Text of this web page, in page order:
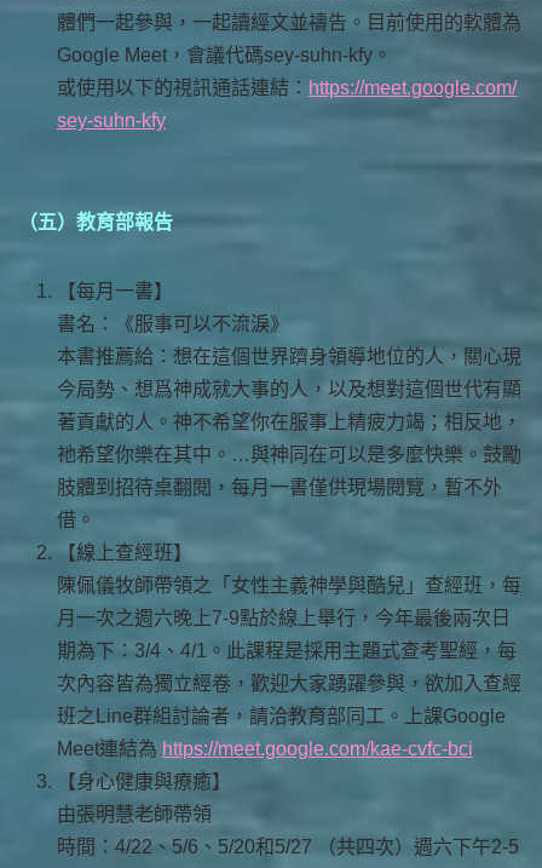
體們一起參與，一起讀經文並禱告。目前使用的軟體為
Google Meet，會議代碼sey-suhn-kfy。
或使用以下的視訊通話連結： https://meet.google.com/
sey-suhn-kfy
（五）教育部報告
【每月一書】
書名：《服事可以不流淚》
本書推薦給：想在這個世界躋身領導地位的人，關心現
今局勢、想爲神成就大事的人，以及想對這個世代有顯
著貢獻的人。神不希望你在服事上精疲力竭；相反地，
祂希望你樂在其中。…與神同在可以是多麼快樂。鼓勵
肢體到招待桌翻閱，每月一書僅供現場閱覽，暫不外
借。
【線上查經班】
陳佩儀牧師帶領之「女性主義神學與酷兒」查經班，每
月一次之週六晚上7-9點於線上舉行，今年最後兩次日
期為下：3/4、4/1。此課程是採用主題式查考聖經，每
次內容皆為獨立經卷，歡迎大家踴躍參與，欲加入查經
班之Line群組討論者，請洽教育部同工。上課Google
Meet連結為 https://meet.google.com/kae-cvfc-bci
【身心健康與療癒】
由張明慧老師帶領
時間：4/22、5/6、5/20和5/27 （共四次）週六下午2-5